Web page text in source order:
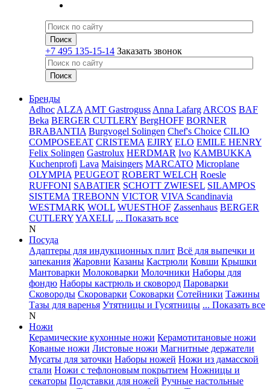
+7 495 135-15-14 Заказать звонок
Бренды
Adhoc ALZA AMT Gastroguss Anna Lafarg ARCOS BAF
Beka BERGER CUTLERY BergHOFF BORNER
BRABANTIA Burgvogel Solingen Chef's Choice CILIO
COMPOSEEAT CRISTEMA EJIRY ELO EMILE HENRY
Felix Solingen Gastrolux HERDMAR Ivo KAMBUKKA
Kuchenprofi Lava Maisingers MARCATO Microplane
OLYMPIA PEUGEOT ROBERT WELCH Roesle
RUFFONI SABATIER SCHOTT ZWIESEL SILAMPOS
SISTEMA TREBONN VICTOR VIVA Scandinavia
WESTMARK WOLL WUESTHOF Zassenhaus BERGER
CUTLERYYAXELL ... Показать все
N
Посуда
Адаптеры для индукционных плит Всё для выпечки и
запекания Жаровни Казаны Кастрюли Ковши Крышки
Мантоварки Молоковарки Молочники Наборы для
фондю Наборы кастрюль и сковород Пароварки
Сковороды Скороварки Соковарки Сотейники Тажины
Тазы для варенья Утятницы и Гусятницы ... Показать все
N
Ножи
Керамические кухонные ножи Керамотитановые ножи
Кованые ножи Листовые ножи Магнитные держатели
Мусаты для заточки Наборы ножей Ножи из дамасской
стали Ножи с тефлоновым покрытием Ножницы и
секаторы Подставки для ножей Ручные настольные